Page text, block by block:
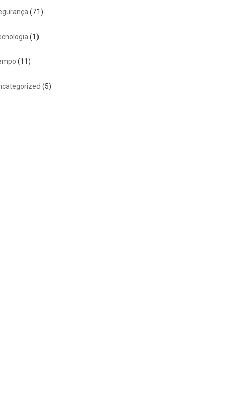
(71)
(1)
(11)
(5)